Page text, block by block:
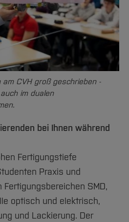
CVH groß geschrieben -
im dualen
bei Ihnen während
Fertigungstiefe
Praxis und
Fertigungsbereichen SMD,
optisch und elektrisch,
und Lackierung. Der